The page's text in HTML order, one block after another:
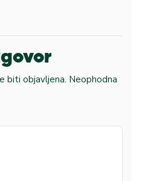
biti objavljena. Neophodna